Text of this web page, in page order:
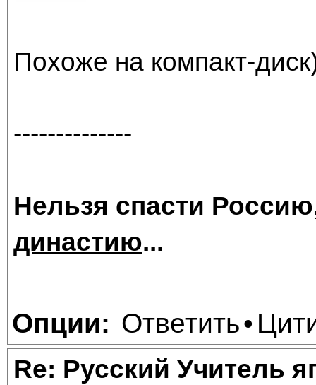
Похоже на компакт-
--------------
Нельзя спасти
династию...
Опции: Ответить•
Re: Русский Учитель